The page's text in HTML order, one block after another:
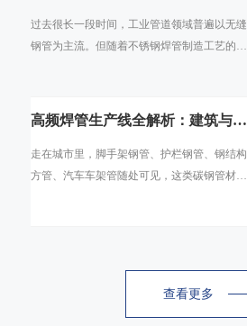
过去很长一段时间，工业管道领域普遍以无缝
钢管为主流。但随着不锈钢焊管制造工艺的持
高频焊管生产线全解析：建筑与交
走在城市里，脚手架钢管、护栏钢管、钢结构
方管、汽车车架管随处可见，这类碳钢管材绝
查看更多